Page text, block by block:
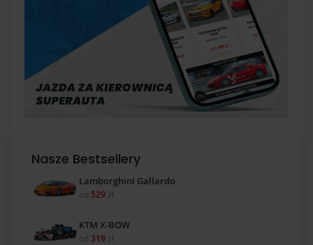
Nasze Bestsellery
Lamborghini Gallardo
od 529 zł
KTM X-BOW
od 319 zł